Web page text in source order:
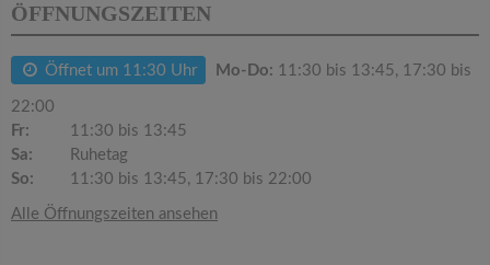
ÖFFNUNGSZEITEN
Öffnet um 11:30 Uhr Mo-Do: 11:30 bis 13:45, 17:30 bis
22:00
Fr:
11:30 bis 13:45
Sa:
Ruhetag
So:
11:30 bis 13:45, 17:30 bis 22:00
Alle Öffnungszeiten ansehen
a
t